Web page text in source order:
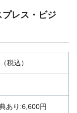
レス・ビジ
税込）
あり:6,600円